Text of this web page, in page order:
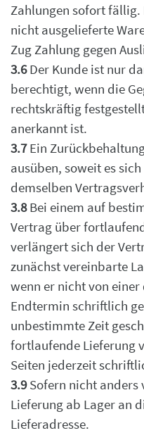
Zahlungen sofort fällig.
nicht ausgelieferte
Zug Zahlung gegen
3.6Der Kunde ist nur
berechtigt, wenn die
rechtskräftig
anerkannt ist.
3.7 Ein
ausüben, soweit es
demselben
3.8 Bei einem auf
Vertrag über
verlängert sich der
zunächst vereinbarte
wenn er nicht von
Endtermin schriftlich
unbestimmte Zeit
fortlaufende Lieferung
Seiten jederzeit
3.9Sofern nicht anders
Lieferung ab Lager an
Lieferadresse.